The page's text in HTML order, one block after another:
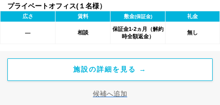
プライベートオフィス(１名様）
広さ 賃料 敷金(保証金) 礼金
― 相談
保証金1-2ヵ月（解約
時全額返金）
無し
施設の詳細を見る →
候補へ追加